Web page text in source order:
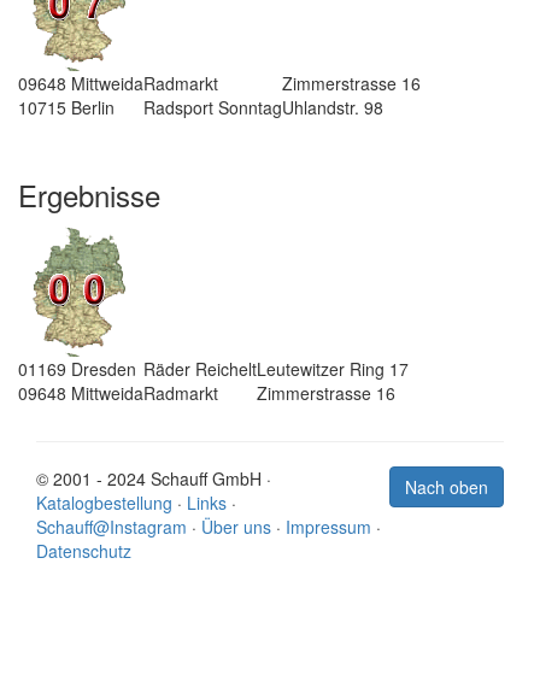
09648 MittweidaRadmarkt
Zimmerstrasse 16
10715 Berlin Radsport SonntagUhlandstr. 98
Ergebnisse
01169 Dresden Räder ReicheltLeutewitzer Ring 17
09648 MittweidaRadmarkt Zimmerstrasse 16
Nach oben
© 2001 - 2024 Schauff GmbH ·
Katalogbestellung · Links ·
Schauff@Instagram · Über uns · Impressum ·
Datenschutz